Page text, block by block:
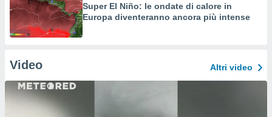
Super El Niño: le ondate di calore in
Europa diventeranno ancora più intense
Video Altri video